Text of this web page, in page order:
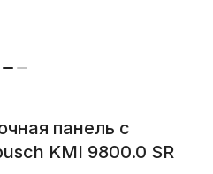
панель с
KMI 9800.0 SR